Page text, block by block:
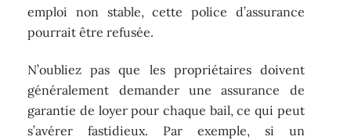
emploi non stable, cette police d’assurance
pourrait être refusée.
N’oubliez pas que les propriétaires doivent
généralement demander une assurance de
garantie de loyer pour chaque bail, ce qui peut
s’avérer fastidieux. Par exemple, si un